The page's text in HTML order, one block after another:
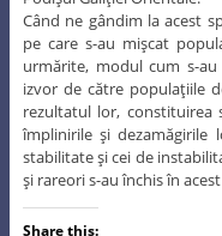
Când ne gândim la acest
pe care s-au mişcat
urmărite, modul cum s-
izvor de către populaţiile
rezultatul lor, constituirea
împlinirile şi dezamăgirile
stabilitate şi cei de
şi rareori s-au închis în
Share this: